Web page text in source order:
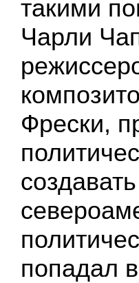
такими
Чарли
Фрески,
попадал